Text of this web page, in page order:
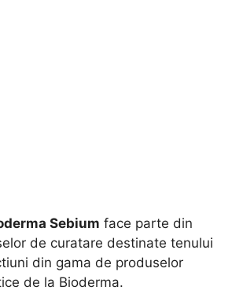
Sebium face parte din
de curatare destinate tenului
din gama de produselor
de la Bioderma.